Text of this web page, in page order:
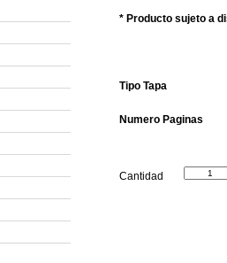
* Producto sujeto a
Tipo Tapa
Numero Paginas
Cantidad